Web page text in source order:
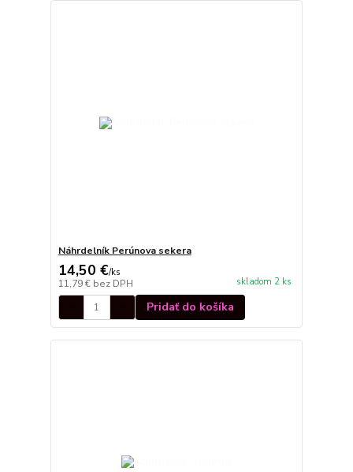
Náhrdelník Perúnova sekera
14,50 €/ks
11,79 € bez DPH skladom 2 ks
Pridať do košíka